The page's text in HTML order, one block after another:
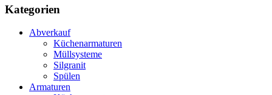
Kategorien
Abverkauf
Küchenarmaturen
Müllsysteme
Silgranit
Spülen
Armaturen